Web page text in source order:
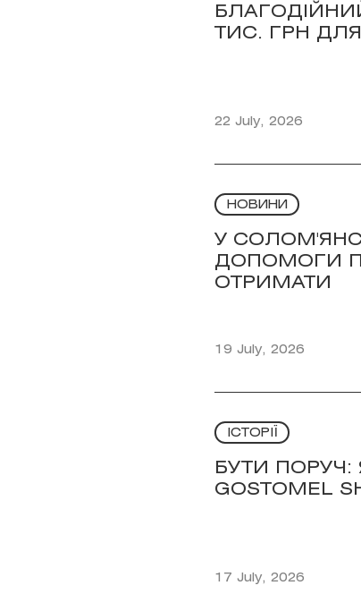
ТИС. ГРН
22 July, 2026
НОВИНИ
У
ДОПОМОГИ
ОТРИМАТИ
19 July, 2026
ІСТОРІЇ
БУТИ
GOSTOMEL
17 July, 2026